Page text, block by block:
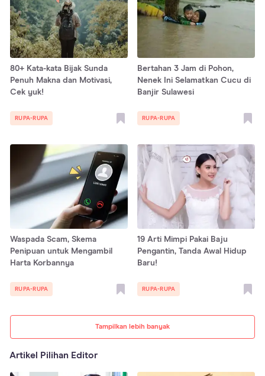
Tampilkan lebih banyak
80+ Kata-kata Bijak Sunda
Penuh Makna dan Motivasi,
Cek yuk!
RUPA-RUPA
Bertahan 3 Jam di Pohon,
Nenek Ini Selamatkan Cucu di
Banjir Sulawesi
RUPA-RUPA
Waspada Scam, Skema
Penipuan untuk Mengambil
Harta Korbannya
RUPA-RUPA
19 Arti Mimpi Pakai Baju
Pengantin, Tanda Awal Hidup
Baru!
RUPA-RUPA
Artikel Pilihan Editor